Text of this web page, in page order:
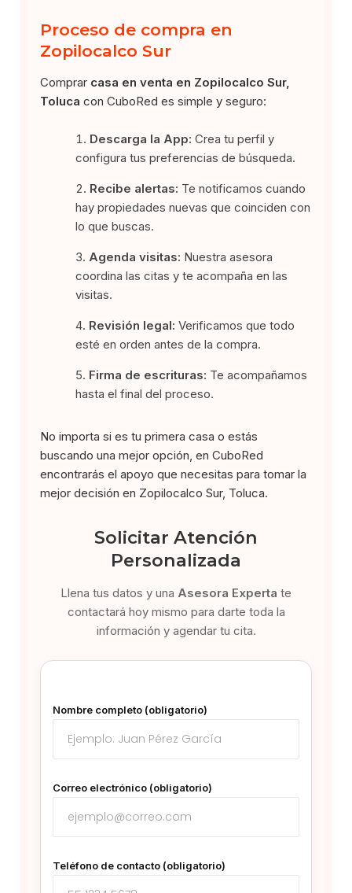
Proceso de compra en
Zopilocalco Sur
Comprar casa en venta en Zopilocalco Sur,
Toluca con CuboRed es simple y seguro:
Descarga la App: Crea tu perfil y
configura tus preferencias de búsqueda.
Recibe alertas: Te notificamos cuando
hay propiedades nuevas que coinciden con
lo que buscas.
Agenda visitas: Nuestra asesora
coordina las citas y te acompaña en las
visitas.
Revisión legal: Verificamos que todo
esté en orden antes de la compra.
Firma de escrituras: Te acompañamos
hasta el final del proceso.
No importa si es tu primera casa o estás
buscando una mejor opción, en CuboRed
encontrarás el apoyo que necesitas para tomar la
mejor decisión en Zopilocalco Sur, Toluca.
Solicitar Atención
Personalizada
Llena tus datos y una Asesora Experta te
contactará hoy mismo para darte toda la
información y agendar tu cita.
Nombre completo (obligatorio)
Correo electrónico (obligatorio)
Teléfono de contacto (obligatorio)